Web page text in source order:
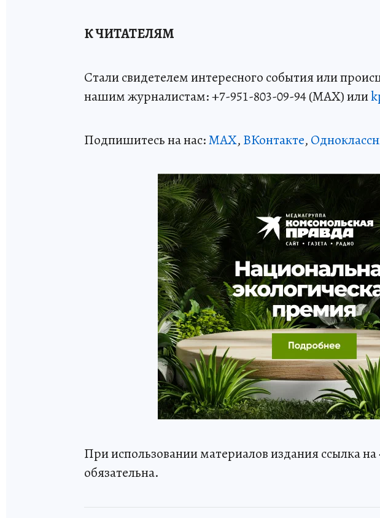
К ЧИТАТЕЛЯМ
Стали свидетелем интересного события или
нашим журналистам: +7-951-803-09-94 (MAX) или
Подпишитесь на нас:MAX, ВКонтакте,
При использовании материалов издания ссылка
обязательна.